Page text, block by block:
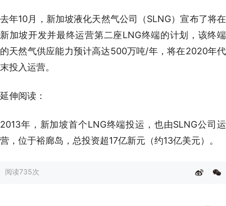
去年10月，新加坡液化天然气公司（SLNG）宣布了将在
新加坡开发并最终运营第二座LNG终端的计划，该终端
的天然气供应能力预计高达500万吨/年，将在2020年代
末投入运营。
延伸阅读：
2013年，新加坡首个LNG终端投运，也由SLNG公司运
营，位于裕廊岛，总投资超17亿新元（约13亿美元）。
阅读735次